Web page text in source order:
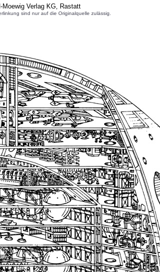
Verlag KG, Rastatt
sind nur auf die Originalquelle zulässig.